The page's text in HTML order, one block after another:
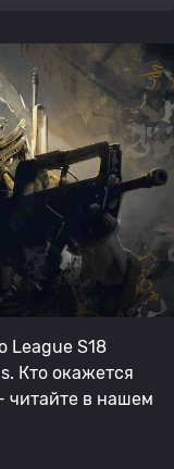
League S18
Кто окажется
читайте в нашем